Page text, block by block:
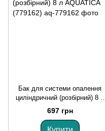
Бак для системи опалення
циліндричний (розбірний) 8 л
AQUATICA (779162)
697 грн